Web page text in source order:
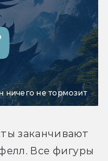
ничего не тормозит
заканчивают
Все фигуры